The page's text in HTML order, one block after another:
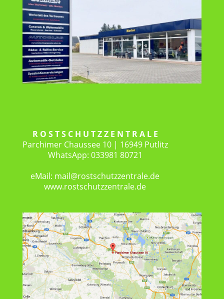
R O S T S C H U T Z Z E N T R A L E
Parchimer Chaussee 10 | 16949 Putlitz
WhatsApp: 033981 80721
eMail: mail@rostschutzzentrale.de
www.rostschutzzentrale.de